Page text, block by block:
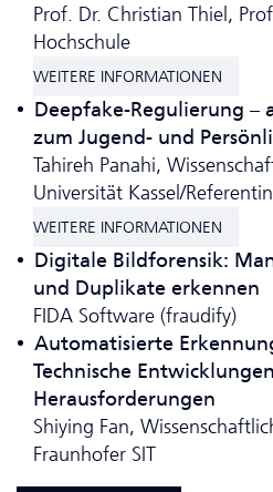
Prof. Dr. Christian Thiel,
Hochschule
WEITERE INFORMATIONEN
Deepfake-Regulierung –
zum Jugend- und
Tahireh Panahi,
Universität Kassel/Referentin
WEITERE INFORMATIONEN
Digitale Bildforensik:
und Duplikate erkennen
FIDA Software (fraudify)
Automatisierte
Technische
Herausforderungen
Shiying Fan,
Fraunhofer SIT